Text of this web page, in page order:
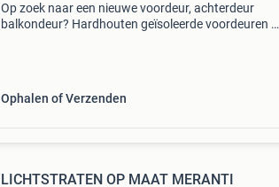
Op zoek naar een nieuwe voordeur, achterdeur
balkondeur? Hardhouten geïsoleerde voordeuren &
Ophalen of Verzenden
LICHTSTRATEN OP MAAT MERANTI